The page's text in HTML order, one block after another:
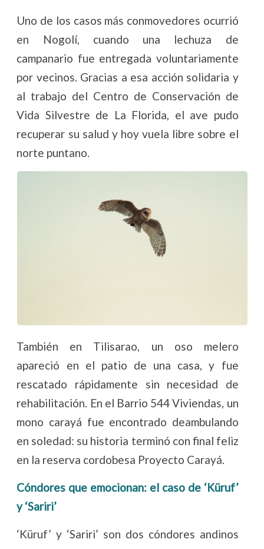
Uno de los casos más conmovedores ocurrió
en Nogolí, cuando una lechuza de
campanario fue entregada voluntariamente
por vecinos. Gracias a esa acción solidaria y
al trabajo del Centro de Conservación de
Vida Silvestre de La Florida, el ave pudo
recuperar su salud y hoy vuela libre sobre el
norte puntano.
También en Tilisarao, un oso melero
apareció en el patio de una casa, y fue
rescatado rápidamente sin necesidad de
rehabilitación. En el Barrio 544 Viviendas, un
mono carayá fue encontrado deambulando
en soledad: su historia terminó con final feliz
en la reserva cordobesa Proyecto Carayá.
Cóndores que emocionan: el caso de ‘Küruf’
y ‘Sariri’
‘Küruf’ y ‘Sariri’ son dos cóndores andinos